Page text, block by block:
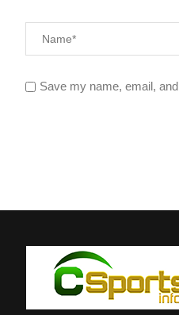
Save my name, email,